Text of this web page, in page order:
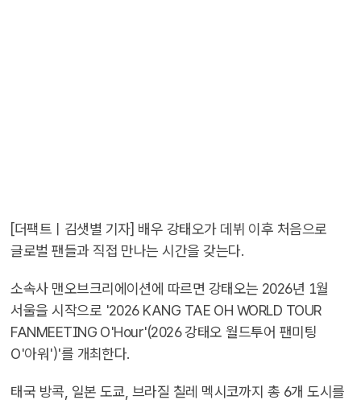
[더팩트ㅣ김샛별 기자] 배우 강태오가 데뷔 이후 처음으로
글로벌 팬들과 직접 만나는 시간을 갖는다.
소속사 맨오브크리에이션에 따르면 강태오는 2026년 1월
서울을 시작으로 '2026 KANG TAE OH WORLD TOUR
FANMEETING O'Hour'(2026 강태오 월드투어 팬미팅
O'아워')'를 개최한다.
태국 방콕, 일본 도쿄, 브라질 칠레 멕시코까지 총 6개 도시를